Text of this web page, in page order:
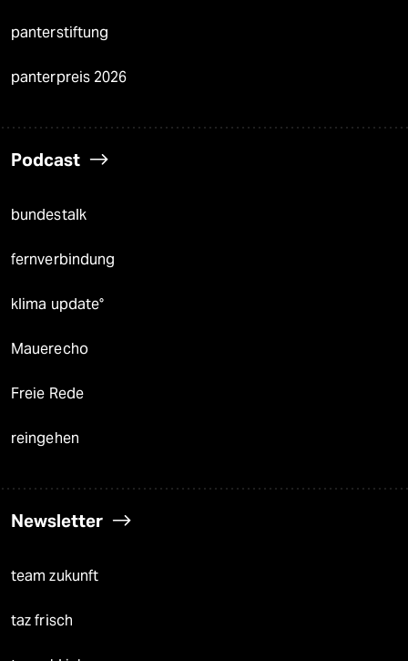
panterstiftung
panterpreis 2026
Podcast
bundestalk
fernverbindung
klima update°
Mauerecho
Freie Rede
reingehen
Newsletter
team zukunft
taz frisch